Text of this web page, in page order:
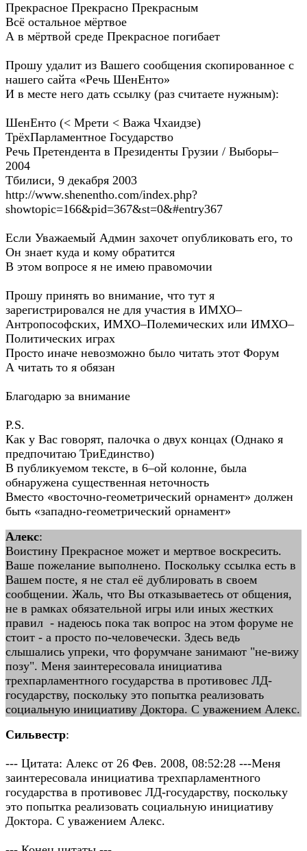
Прекрасное Прекрасно Прекрасным
Всё остальное мёртвое
А в мёртвой среде Прекрасное погибает
Прошу удалит из Вашего сообщения скопированное с
нашего сайта «Речь ШенЕнто»
И в месте него дать ссылку (раз считаете нужным):
ШенЕнто (< Мрети < Важа Чхаидзе)
ТрёхПарламентное Государство
Речь Претендента в Президенты Грузии / Выборы–
2004
Тбилиси, 9 декабря 2003
http://www.shenentho.com/index.php?
showtopic=166&pid=367&st=0&#entry367
Если Уважаемый Админ захочет опубликовать его, то
Он знает куда и кому обратится
В этом вопросе я не имею правомочии
Прошу принять во внимание, что тут я
зарегистрировался не для участия в ИМХО–
Антропософских, ИМХО–Полемических или ИМХО–
Политических играх
Просто иначе невозможно было читать этот Форум
А читать то я обязан
Благодарю за внимание
P.S.
Как у Вас говорят, палочка о двух концах (Однако я
предпочитаю ТриЕдинство)
В публикуемом тексте, в 6–ой колонне, была
обнаружена существенная неточность
Вместо «восточно-геометрический орнамент» должен
быть «западно-геометрический орнамент»
Алекс:
Воистину Прекрасное может и мертвое воскресить.
Ваше пожелание выполнено. Поскольку ссылка есть в
Вашем посте, я не стал её дублировать в своем
сообщении. Жаль, что Вы отказываетесь от общения,
не в рамках обязательной игры или иных жестких
правил - надеюсь пока так вопрос на этом форуме не
стоит - а просто по-человечески. Здесь ведь
слышались упреки, что форумчане занимают "не-вижу
позу". Меня заинтересовала инициатива
трехпарламентного государства в противовес ЛД-
государству, поскольку это попытка реализовать
социальную инициативу Доктора. С уважением Алекс.
Сильвестр:
--- Цитата: Алекс от 26 Фев. 2008, 08:52:28 ---Меня
заинтересовала инициатива трехпарламентного
государства в противовес ЛД-государству, поскольку
это попытка реализовать социальную инициативу
Доктора. С уважением Алекс.